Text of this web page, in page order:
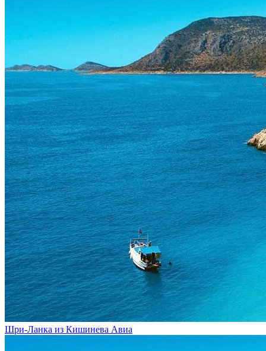
Шри-Ланка из Кишинева Авиа